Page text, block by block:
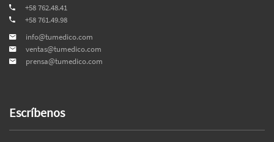
+58 762.48.41
+58 761.49.98
info@tumedico.com
ventas@tumedico.com
prensa@tumedico.com
Escríbenos